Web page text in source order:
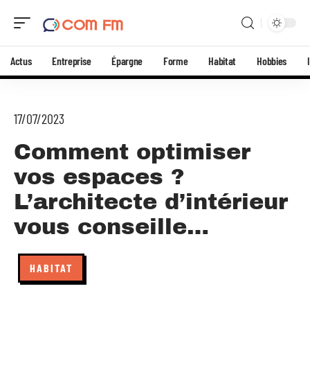
Actus Entreprise Épargne Forme Habitat Hobbies
17/07/2023
Comment optimiser
vos espaces ?
L’architecte d’intérieur
vous conseille…
HABITAT